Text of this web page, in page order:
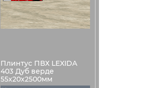
Плинтус ПВХ LEXIDA
403 Дуб верде
55х20х2500мм